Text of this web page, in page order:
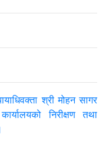
अद्यावधिक प्रकाशित
३ बमोजिम आर्थिक वर्ष
अद्यावधिक प्रकाशित
श्री मोहन सागर
निरीक्षण तथा